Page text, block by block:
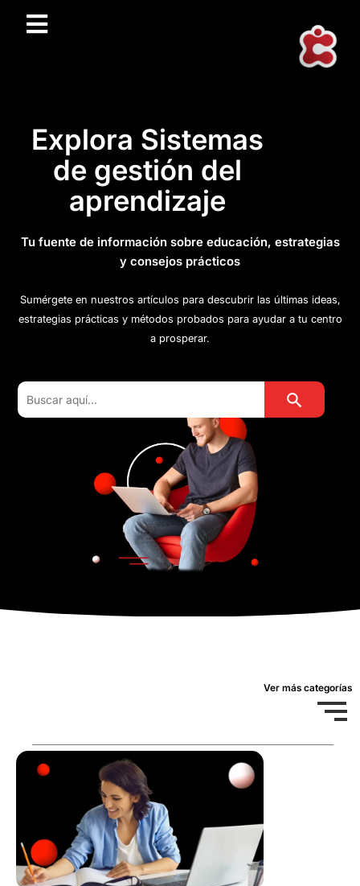
Explora Sistemas
de gestión del
aprendizaje
Tu fuente de información sobre educación, estrategias
y consejos prácticos
Sumérgete en nuestros artículos para descubrir las últimas ideas,
estrategias prácticas y métodos probados para ayudar a tu centro
a prosperar.
Buscar: Botón de
Ver más categorías